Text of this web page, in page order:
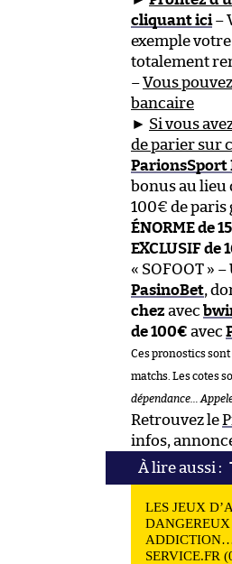
cliquant ici–
exemple votre
totalement
–Vous
bancaire
► Si vous
de parier sur
ParionsSport
bonus au lieu
100€ de paris
ÉNORME de
EXCLUSIF de
« SOFOOT » –
PasinoBet,
chez avec
de 100€ avec
Ces pronostics
matchs. Les cotes
dépendance…
Retrouvez le
infos,
LES JEUX
DANGEREUX
ADDICTION…
SERVICE.FR